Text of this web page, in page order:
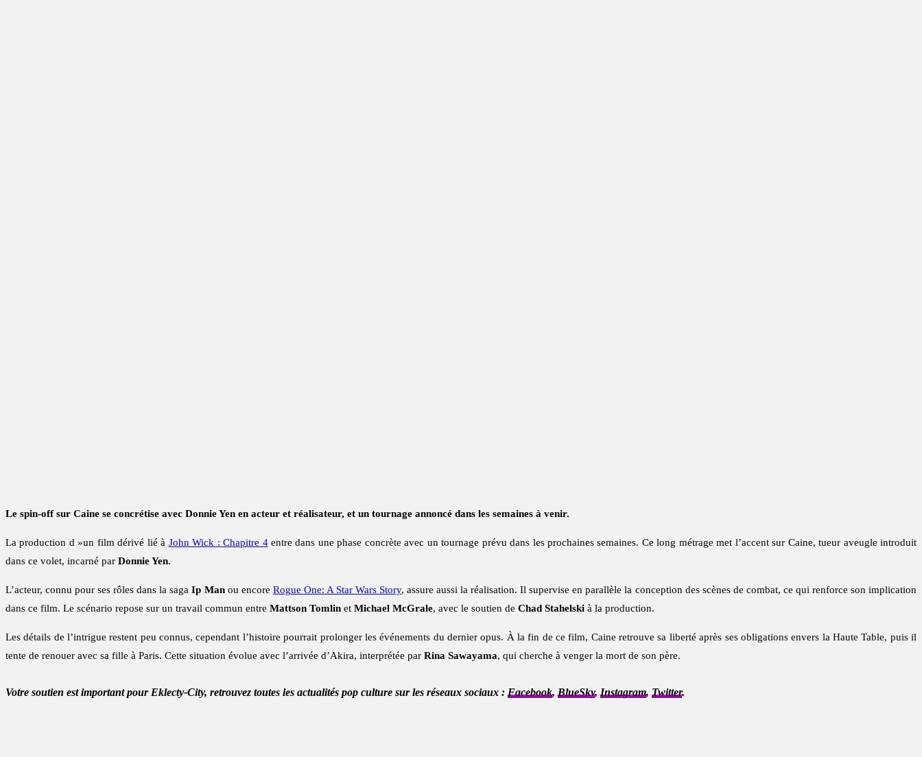
Le spin-off sur Caine se concrétise avec Donnie Yen en acteur et réalisateur, et un tournage annoncé dans les semaines à venir.
La production d »un film dérivé lié à John Wick : Chapitre 4entre dans une phase concrète avec un tournage prévu dans les prochaines semaines. Ce long métrage met l’accent sur Caine, tueur aveugle introduit
dans ce volet, incarné par Donnie Yen.
L’acteur, connu pour ses rôles dans la sagaIp Manou encore Rogue One: A Star Wars Story, assure aussi la réalisation. Il supervise en parallèle la conception des scènes de combat, ce qui renforce son implication
dans ce film. Le scénario repose sur un travail commun entre Mattson Tomlin et Michael McGrale, avec le soutien de Chad Stahelski à la production.
Les détails de l’intrigue restent peu connus, cependant l’histoire pourrait prolonger les événements du dernier opus. À la fin de ce film, Caine retrouve sa liberté après ses obligations envers la Haute Table, puis il
tente de renouer avec sa fille à Paris. Cette situation évolue avec l’arrivée d’Akira, interprétée par Rina Sawayama, qui cherche à venger la mort de son père.
Votre soutien est important pour Eklecty-City, retrouvez toutes les actualités pop culture sur les réseaux sociaux : Facebook, BlueSky, Instagram, Twitter.